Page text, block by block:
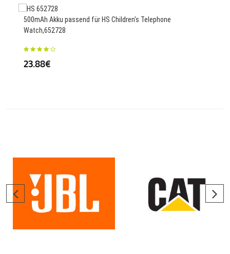
500mAh Akku passend für HS Children's Telephone
Watch,652728
23.88€